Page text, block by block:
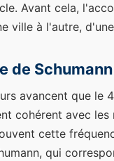
Avant cela,
ville à l'autre,
de
avancent que le
cohérent avec
cette
qui